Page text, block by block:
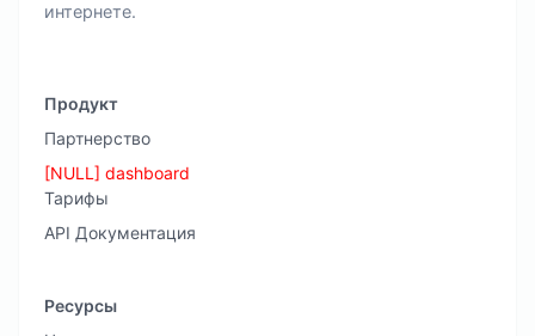
интернете.
Продукт
Партнерство
[NULL] dashboard
Тарифы
API Документация
Ресурсы